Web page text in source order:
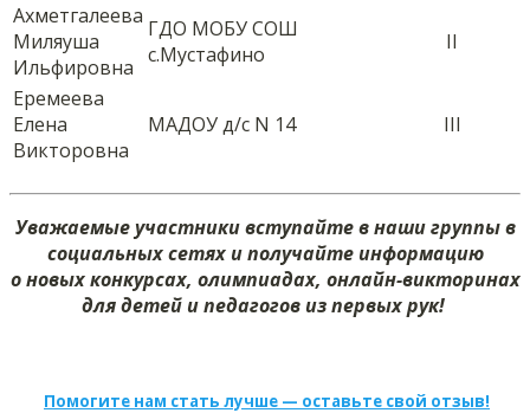
Ахметгалеева
Миляуша
Ильфировна
ГДО МОБУ СОШ
с.Мустафино
II
Еремеева
Елена
Викторовна
МАДОУ д/с N 14 III
Уважаемые участники вступайте в наши группы в
социальных сетях и получайте информацию
о новых конкурсах, олимпиадах, онлайн-викторинах
для детей и педагогов из первых рук!
Помогите нам стать лучше — оставьте свой отзыв!